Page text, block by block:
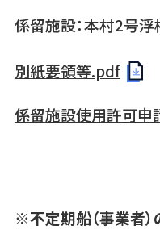
係留施設：本村2号浮
別紙要領等.pdf
係留施設使用許可申
※不定期船（事業者